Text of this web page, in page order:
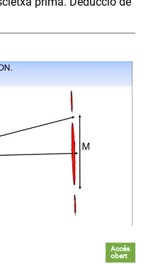
Accés
obert